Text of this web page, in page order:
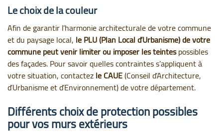
Le choix de la couleur
Afin de garantir l’harmonie architecturale de votre commune
et du paysage local, le PLU (Plan Local d’Urbanisme) de votre
commune peut venir limiter ou imposer les teintespossibles
des façades. Pour savoir quelles contraintes s’appliquent à
votre situation, contactezle CAUE(Conseil d’Architecture,
d’Urbanisme et d’Environnement) de votre département.
Différents choix de protection possibles
pour vos murs extérieurs